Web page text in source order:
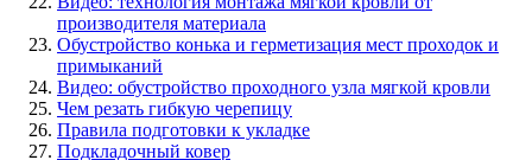
производителя материала
Обустройство конька и герметизация мест проходок и
примыканий
Видео: обустройство проходного узла мягкой кровли
Чем резать гибкую черепицу
Правила подготовки к укладке
Подкладочный ковер